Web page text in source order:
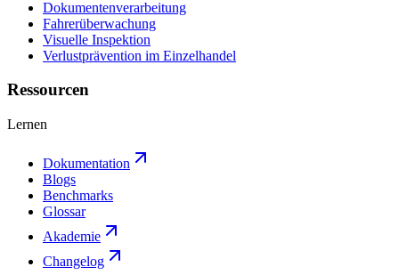
Dokumentenverarbeitung
Fahrerüberwachung
Visuelle Inspektion
Verlustprävention im Einzelhandel
Ressourcen
Lernen
Dokumentation
Blogs
Benchmarks
Glossar
Akademie
Changelog